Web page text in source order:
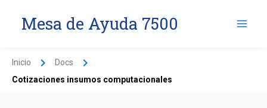
Mesa de Ayuda 7500
Inicio
Docs
Cotizaciones insumos computacionales